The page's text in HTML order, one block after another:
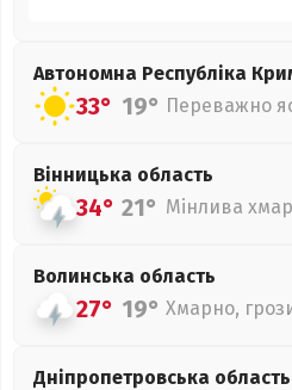
Автономна Республіка
33° 19° Переважно
Вінницька область
34° 21° Мінлива
Волинська область
27° 19° Хмарно,
Дніпропетровська область